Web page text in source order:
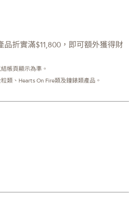
折實滿$11,800，即可額外獲得財
帳頁顯示為準。
類、Hearts On Fire類及鐘錶類產品。